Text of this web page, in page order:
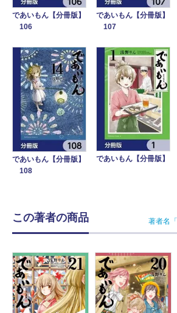
であいもん【分冊版】
106
であいもん【分冊版】
107
であいもん【分冊版】
108
であいもん【分冊版】
この著者の商品 著者名